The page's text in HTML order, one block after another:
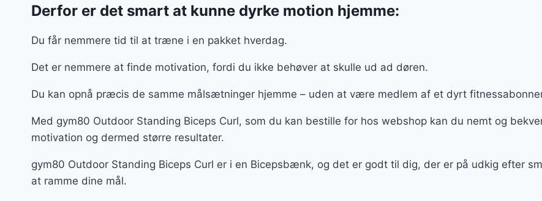
Derfor er det smart at kunne dyrke motion hjemme:
Du får nemmere tid til at træne i en pakket hverdag.
Det er nemmere at finde motivation, fordi du ikke behøver at skulle ud ad døren.
Du kan opnå præcis de samme målsætninger hjemme – uden at være medlem af et dyrt
Med gym80 Outdoor Standing Biceps Curl, som du kan bestille for hos webshop kan du nemt og
motivation og dermed større resultater.
gym80 Outdoor Standing Biceps Curl er i en Bicepsbænk, og det er godt til dig, der er på udkig efter
at ramme dine mål.